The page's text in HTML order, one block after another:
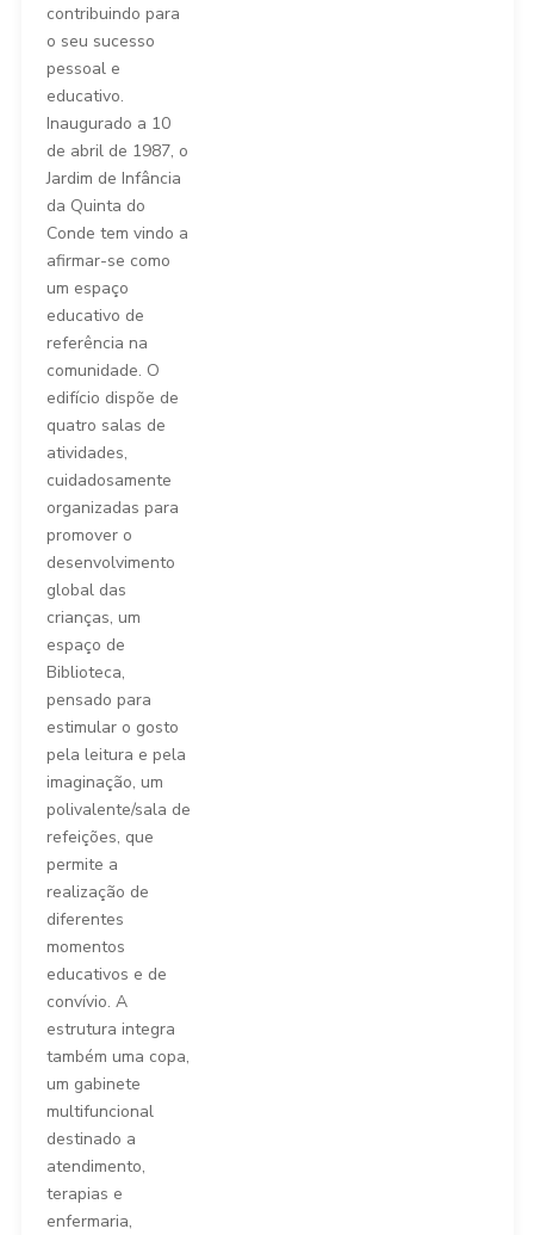
contribuindo para
o seu sucesso
pessoal e
educativo.
Inaugurado a 10
de abril de 1987, o
Jardim de Infância
da Quinta do
Conde tem vindo a
afirmar-se como
um espaço
educativo de
referência na
comunidade. O
edifício dispõe de
quatro salas de
atividades,
cuidadosamente
organizadas para
promover o
desenvolvimento
global das
crianças, um
espaço de
Biblioteca,
pensado para
estimular o gosto
pela leitura e pela
imaginação, um
polivalente/sala de
refeições, que
permite a
realização de
diferentes
momentos
educativos e de
convívio. A
estrutura integra
também uma copa,
um gabinete
multifuncional
destinado a
atendimento,
terapias e
enfermaria,